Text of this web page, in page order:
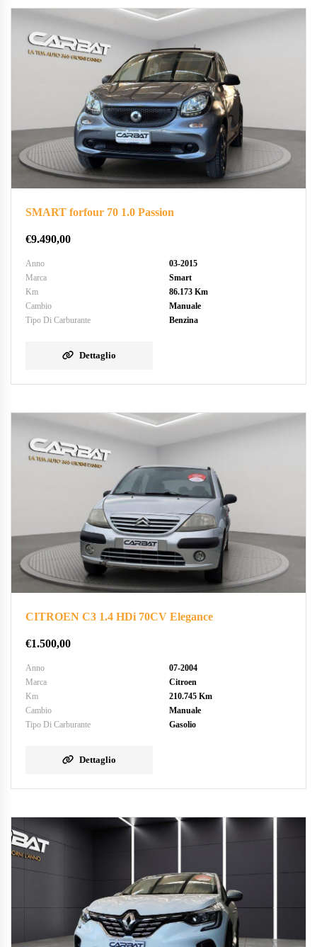
SMART forfour 70 1.0 Passion
€9.490,00
Anno
03-2015
Marca
Smart
Km
86.173 Km
Cambio
Manuale
Tipo Di Carburante
Benzina
Dettaglio
CITROEN C3 1.4 HDi 70CV Elegance
€1.500,00
Anno
07-2004
Marca
Citroen
Km
210.745 Km
Cambio
Manuale
Tipo Di Carburante
Gasolio
Dettaglio